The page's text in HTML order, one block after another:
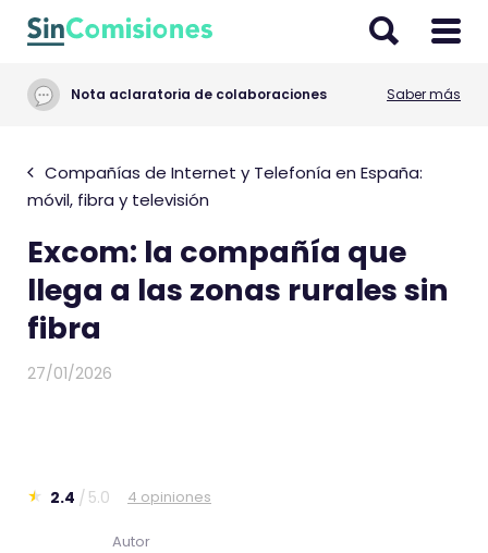
Nota aclaratoria de colaboraciones Saber más
Compañías de Internet y Telefonía en España:
móvil, fibra y televisión
Excom: la compañía que
llega a las zonas rurales sin
fibra
27/01/2026
E
2.4 5.0 4 opiniones
Autor